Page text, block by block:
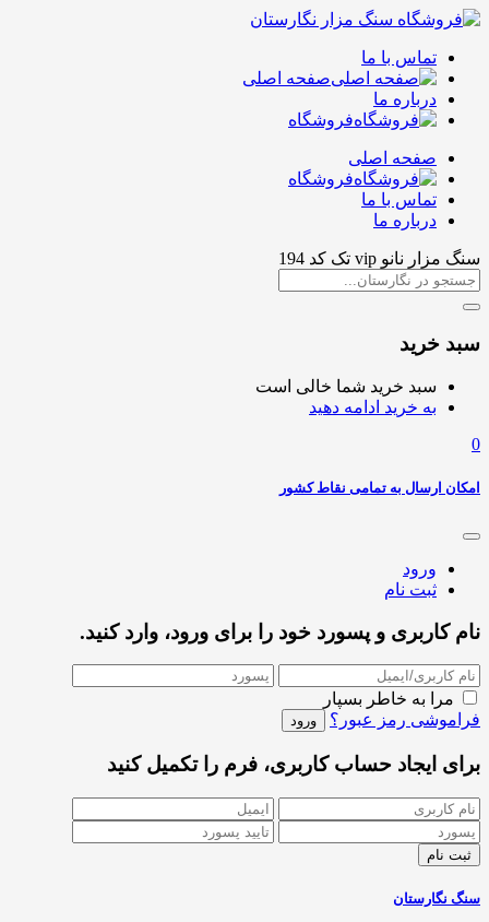
تماس با ما
صفحه اصلی
درباره ما
فروشگاه
صفحه اصلی
فروشگاه
تماس با ما
درباره ما
سنگ مزار نانو vip تک کد 194
سبد خرید
سبد خرید شما خالی است
به خرید ادامه دهید
0
امکان ارسال به تمامی نقاط کشور
ورود
ثبت نام
نام کاربری و پسورد خود را برای ورود، وارد کنید.
مرا به خاطر بسپار
فراموشی رمز عبور؟
برای ایجاد حساب کاربری، فرم را تکمیل کنید
سنگ نگارستان